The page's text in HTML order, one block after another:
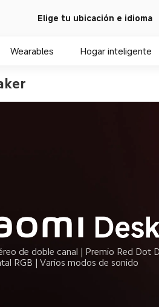
Elige tu ubicación e idioma
Wearables Hogar inteligente
RGB | Varios modos de sonido